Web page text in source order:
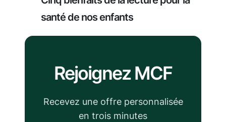
santé de nos enfants
Rejoignez MCF
Recevez une offre personnalisée
en trois minutes